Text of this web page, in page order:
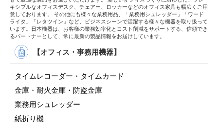
キシブルなオフィスデスク、チェアー、ロッカーなどのオフィス家具も幅広くご用
意しております。 その他にも様々な業務用品、「業務用シュレッダー」「ワード
ライタ」「レタツイン」など、ビジネスシーンで活躍する様々な機器を取り扱って
います。日本機器は、お客様の業務効率化とコスト削減をサポートする、信頼でき
るパートナーとして、常に最新の製品情報をお届けしています。
【オフィス・事務用機器】
タイムレコーダー・タイムカード
金庫・耐火金庫・防盗金庫
業務用シュレッダー
紙折り機